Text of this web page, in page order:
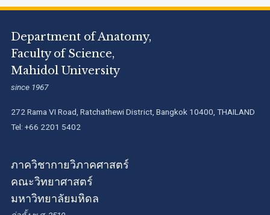
Department of Anatomy,
Faculty of Science,
Mahidol University
since 1967
272 Rama VI Road, Ratchathewi District, Bangkok 10400, THAILAND
Tel: +66 2201 5402
ภาควิชากายวิภาคศาสตร์
คณะวิทยาศาสตร์
มหาวิทยาลัยมหิดล